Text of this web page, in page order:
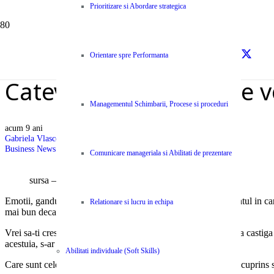
Prioritizare si Abordare strategica
Orientare spre Performanta
Managementul Schimbarii, Procese si proceduri
Comunicare manageriala si Abilitati de prezentare
Relationare si lucru in echipa
Abilitati individuale (Soft Skills)
Cateva strategii care
acum 9 ani
Gabriela Vlasceanu
Business News Centype
,Resurse
sursa – Entrepreneur
Emotii, ganduri, intrebari care te invadeaza cu totul in momentul in
mai bun decat toti ceilalti contracandidati?
Vrei sa-ti cresti sansele de a face cea mai buna impresie si de a castiga
acestuia, s-ar putea sa ai satisfactia unei victorii.
Care sunt cele trei parti? Exact ca la compunere: introducere,